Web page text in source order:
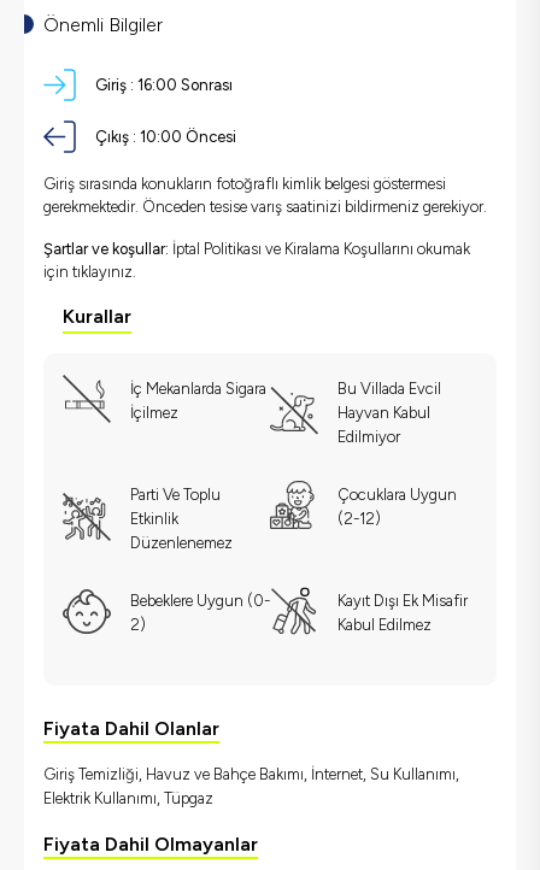
Önemli Bilgiler
Giriş : 16:00 Sonrası
Çıkış : 10:00 Öncesi
Giriş sırasında konukların fotoğraflı kimlik belgesi göstermesi
gerekmektedir. Önceden tesise varış saatinizi bildirmeniz gerekiyor.
Şartlar ve koşullar: İptal Politikası ve Kiralama Koşullarını okumak
için tıklayınız.
Kurallar
İç Mekanlarda Sigara
İçilmez
Bu Villada Evcil
Hayvan Kabul
Edilmiyor
Parti Ve Toplu
Etkinlik
Düzenlenemez
Çocuklara Uygun
(2-12)
Bebeklere Uygun (0-
2)
Kayıt Dışı Ek Misafir
Kabul Edilmez
Fiyata Dahil Olanlar
Giriş Temizliği, Havuz ve Bahçe Bakımı, İnternet, Su Kullanımı,
Elektrik Kullanımı, Tüpgaz
Fiyata Dahil Olmayanlar